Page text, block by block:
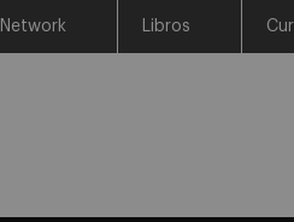
Network Libros